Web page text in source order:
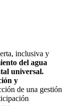
inclusiva y
del agua
universal.
y
de una gestión